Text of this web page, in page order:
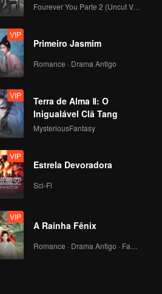
Fourever You Parte 2 (Uncut Ver.)
VIP
Primeiro Jasmim
Romance · Drama Antigo
VIP
Terra de Alma Ⅱ: O
Inigualável Clã Tang
MysteriousFantasy
VIP
Estrela Devoradora
Sci-Fi
VIP
A Rainha Fênix